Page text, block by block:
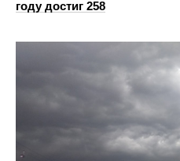
году достиг 258